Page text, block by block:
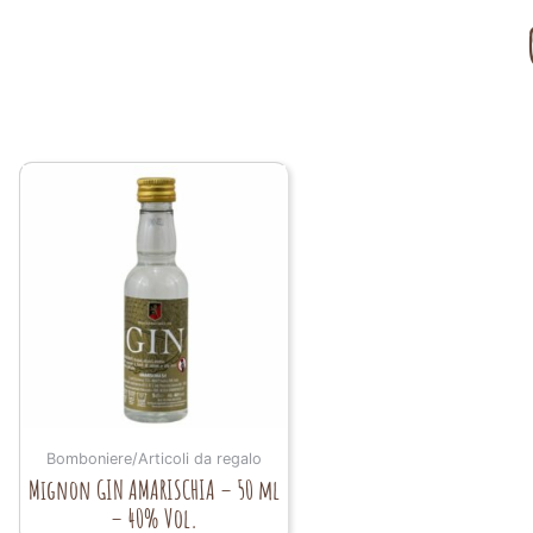
Bomboniere/Articoli da regalo
Mignon GIN AMARISCHIA – 50 ml
– 40% Vol.